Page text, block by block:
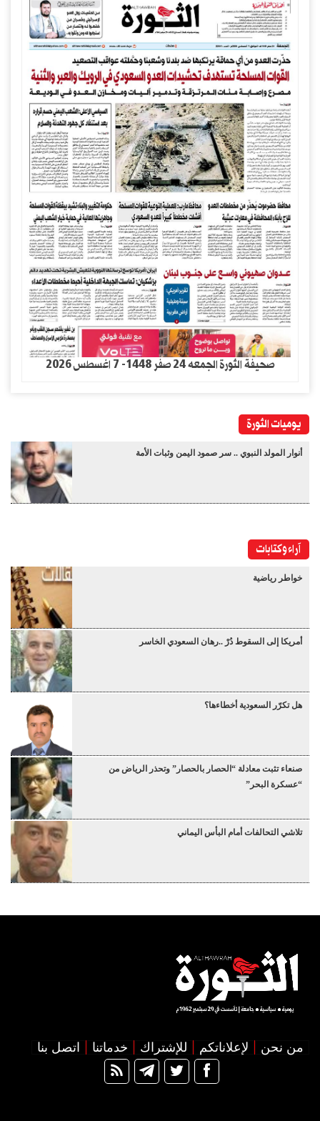
صحيفة الثورة الجمعه 24 صفر 1448- 7 اغسطس 2026
يوميات الثورة
أنوار المولد النبوي .. سر صمود اليمن وثبات الأمة
آراء وكتابات
خواطر رياضية
أمريكا إلى السقوط دُرْ ..رهان السعودي الخاسر
هل تكرّر السعودية أخطاءها؟
صنعاء تثبت معادلة “الحصار بالحصار” وتحذر الرياض من
“عسكرة البحر”
تلاشي التحالفات أمام البأس اليماني
من نحن لإعلاناتكم للإشتراك خدماتنا اتصل بنا